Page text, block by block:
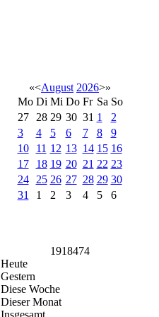
«<August 2026>»
Mo Di Mi Do Fr Sa So
27
28 29 30 31 1
2
3
4 5 6 7 8
9
10
11 12 13 14 15 16
17
18 19 20 21 22 23
24
25 26 27 28 29 30
31
1 2 3 4 5 6
1918474
Heute
Gestern
Diese Woche
Dieser Monat